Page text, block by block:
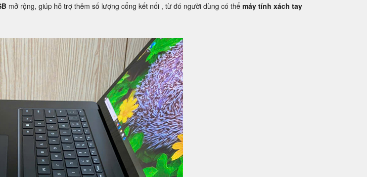
mở rộng, giúp hỗ trợ thêm số lượng cổng kết nối , từ đó người dùng có thể máy tính xách tay